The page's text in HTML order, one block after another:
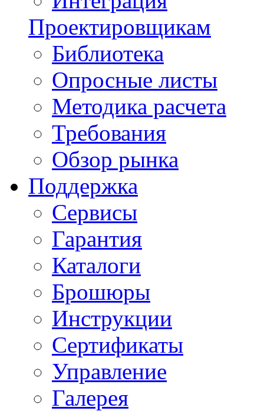
Проектировщикам
Библиотека
Опросные листы
Методика расчета
Требования
Обзор рынка
Поддержка
Сервисы
Гарантия
Каталоги
Брошюры
Инструкции
Сертификаты
Управление
Галерея